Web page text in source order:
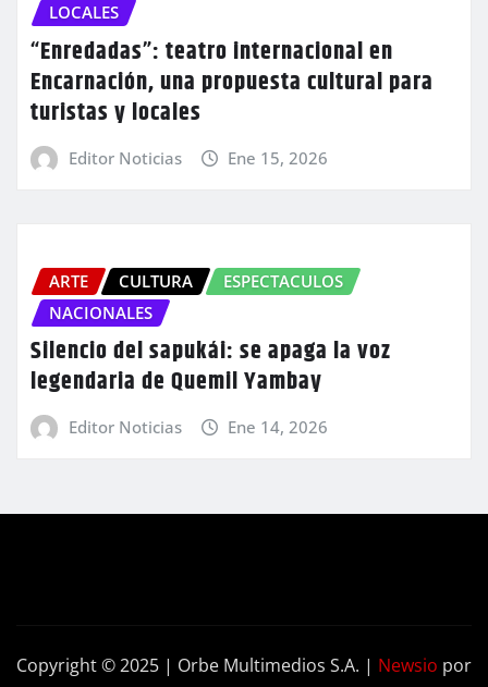
LOCALES
“Enredadas”: teatro internacional en
Encarnación, una propuesta cultural para
turistas y locales
Editor Noticias Ene 15, 2026
ARTE CULTURA
ESPECTACULOS
NACIONALES
Silencio del sapukái: se apaga la voz
legendaria de Quemil Yambay
Editor Noticias Ene 14, 2026
Copyright © 2025 | Orbe Multimedios S.A. | Newsio por